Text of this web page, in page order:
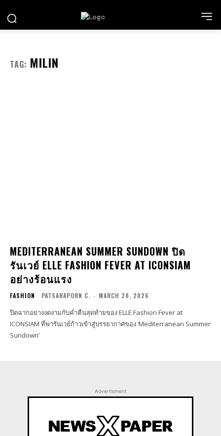
TAG: MILIN
MEDITERRANEAN SUMMER SUNDOWN ปิด
รันเวย์ ELLE FASHION FEVER AT ICONSIAM
อย่างร้อนแรง
FASHION PATSARAPORN C. - MARCH 28, 2026
ปิดฉากอย่างงดงามกับค่ำคืนสุดท้ายของ ELLE Fashion Fever at
ICONSIAM ที่พารันเวย์ก้าวเข้าสู่บรรยากาศของ ‘Mediterranean Summer
Sundown’
Advertisment